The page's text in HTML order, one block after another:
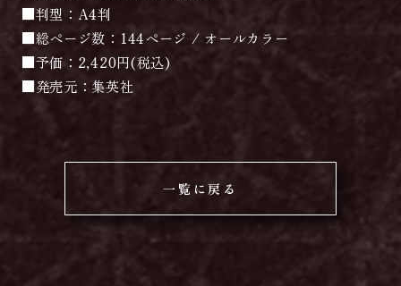
■判型：A4判
■総ページ数：144ページ / オールカラー
■予価：2,420円(税込)
■発売元：集英社
一覧に戻る